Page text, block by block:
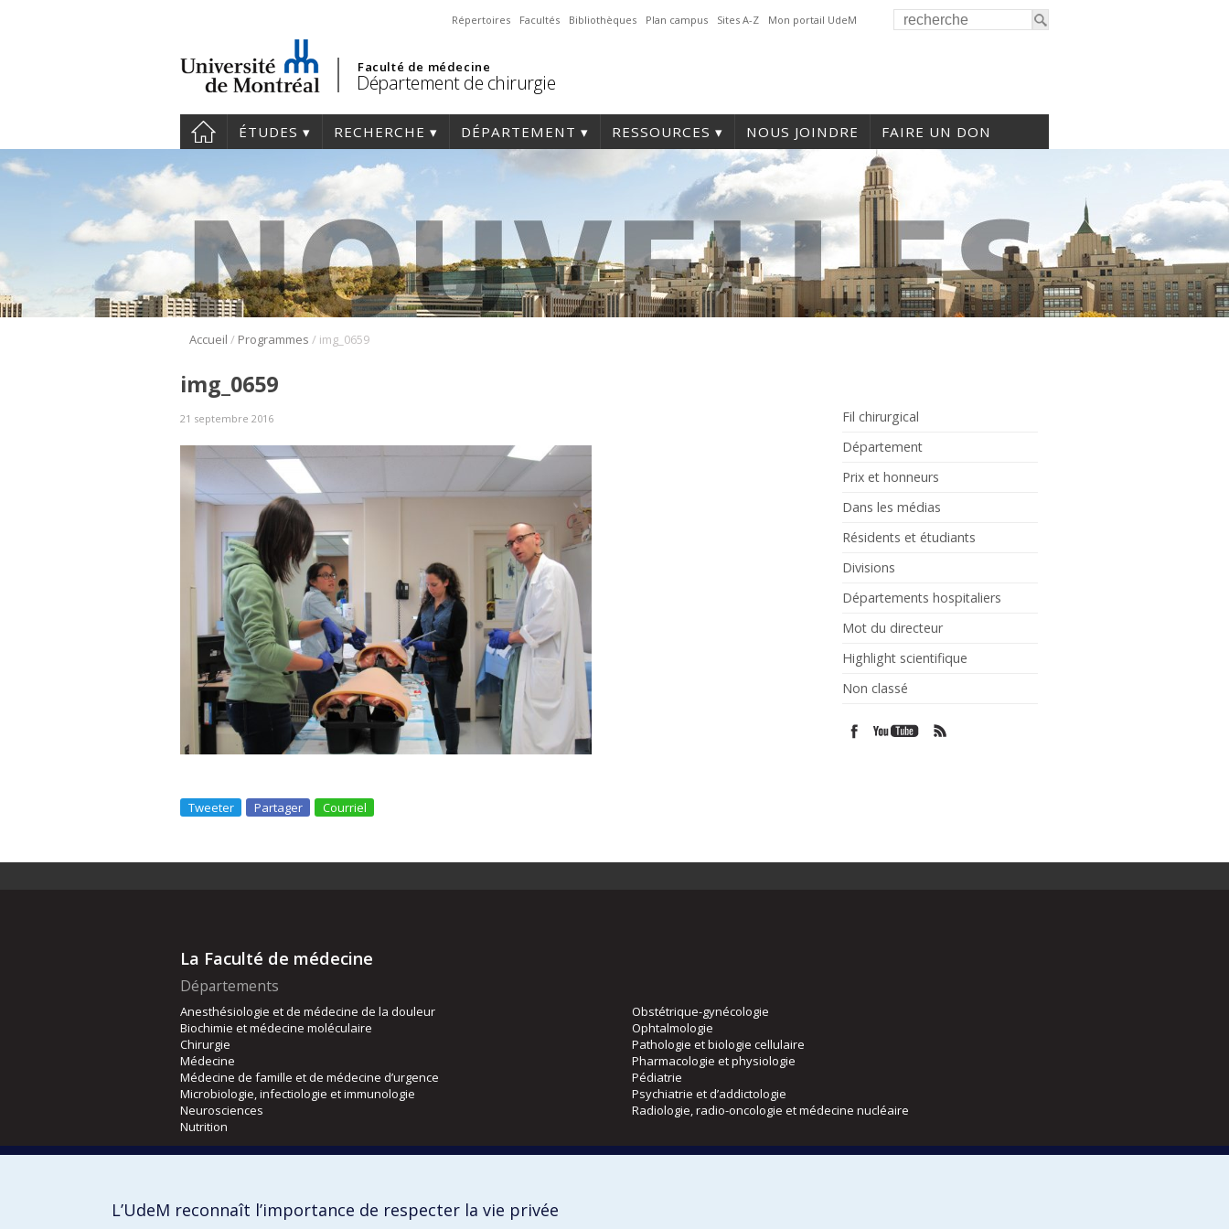
Répertoires Facultés Bibliothèques Plan campus Sites A-Z Mon portail UdeM
Faculté de médecine
Département de chirurgie
ÉTUDES RECHERCHE DÉPARTEMENT RESSOURCES NOUS JOINDRE FAIRE UN DON
Accueil / Programmes / img_0659
Fil chirurgical
Département
Prix et honneurs
Dans les médias
Résidents et étudiants
Divisions
Départements hospitaliers
Mot du directeur
Highlight scientifique
Non classé
img_0659
21 septembre 2016
Tweeter Partager Courriel
La Faculté de médecine
Départements
Anesthésiologie et de médecine de la douleur
Biochimie et médecine moléculaire
Chirurgie
Médecine
Médecine de famille et de médecine d’urgence
Microbiologie, infectiologie et immunologie
Neurosciences
Nutrition
Obstétrique-gynécologie
Ophtalmologie
Pathologie et biologie cellulaire
Pharmacologie et physiologie
Pédiatrie
Psychiatrie et d’addictologie
Radiologie, radio-oncologie et médecine nucléaire
Orthophonie et audiologie
L’UdeM reconnaît l’importance de respecter la vie privée